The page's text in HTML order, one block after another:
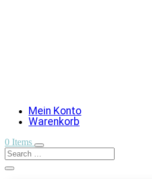
Mein Konto
Warenkorb
0 Items